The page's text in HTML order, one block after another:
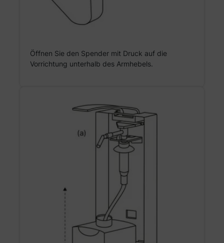
Öffnen Sie den Spender mit Druck auf die
Vorrichtung unterhalb des Armhebels.